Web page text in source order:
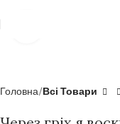
Головна Всі Товари